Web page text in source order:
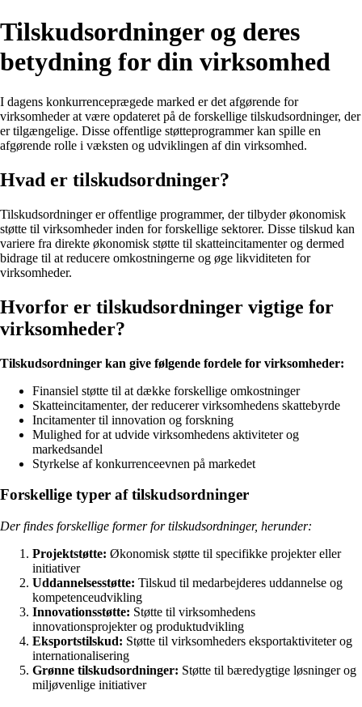
Tilskudsordninger og deres
betydning for din virksomhed
I dagens konkurrenceprægede marked er det afgørende for
virksomheder at være opdateret på de forskellige tilskudsordninger, der
er tilgængelige. Disse offentlige støtteprogrammer kan spille en
afgørende rolle i væksten og udviklingen af din virksomhed.
Hvad er tilskudsordninger?
Tilskudsordninger er offentlige programmer, der tilbyder økonomisk
støtte til virksomheder inden for forskellige sektorer. Disse tilskud kan
variere fra direkte økonomisk støtte til skatteincitamenter og dermed
bidrage til at reducere omkostningerne og øge likviditeten for
virksomheder.
Hvorfor er tilskudsordninger vigtige for
virksomheder?
Tilskudsordninger kan give følgende fordele for virksomheder:
Finansiel støtte til at dække forskellige omkostninger
Skatteincitamenter, der reducerer virksomhedens skattebyrde
Incitamenter til innovation og forskning
Mulighed for at udvide virksomhedens aktiviteter og
markedsandel
Styrkelse af konkurrenceevnen på markedet
Forskellige typer af tilskudsordninger
Der findes forskellige former for tilskudsordninger, herunder:
Projektstøtte: Økonomisk støtte til specifikke projekter eller
initiativer
Uddannelsesstøtte: Tilskud til medarbejderes uddannelse og
kompetenceudvikling
Innovationsstøtte: Støtte til virksomhedens
innovationsprojekter og produktudvikling
Eksportstilskud: Støtte til virksomheders eksportaktiviteter og
internationalisering
Grønne tilskudsordninger: Støtte til bæredygtige løsninger og
miljøvenlige initiativer